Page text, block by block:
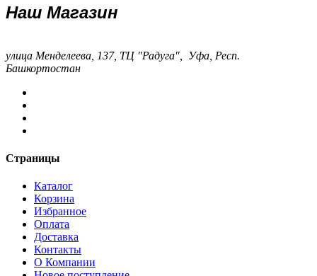
Наш Магазин
улица Менделеева, 137, ТЦ "Радуга", Уфа, Респ.
Башкортостан
Страницы
Каталог
Корзина
Избранное
Оплата
Доставка
Контакты
О Компании